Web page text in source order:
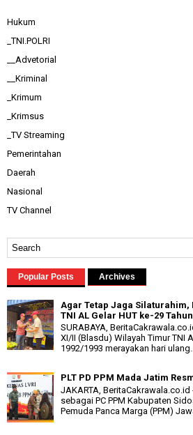
Hukum
_TNI.POLRI
__Advetorial
__Kriminal
_Krimum
_Krimsus
_TV Streaming
Pemerintahan
Daerah
Nasional
TV Channel
Popular Posts Archives
Agar Tetap Jaga
TNI AL Gelar HUT ke-29 Tahun
SURABAYA,
XI/II (Blasdu) Wilayah Timur TNI
1992/1993 merayakan hari
PLT PD PPM Mada Jatim
JAKARTA,
sebagai PC PPM Kabupaten
Pemuda Panca Marga (PPM)